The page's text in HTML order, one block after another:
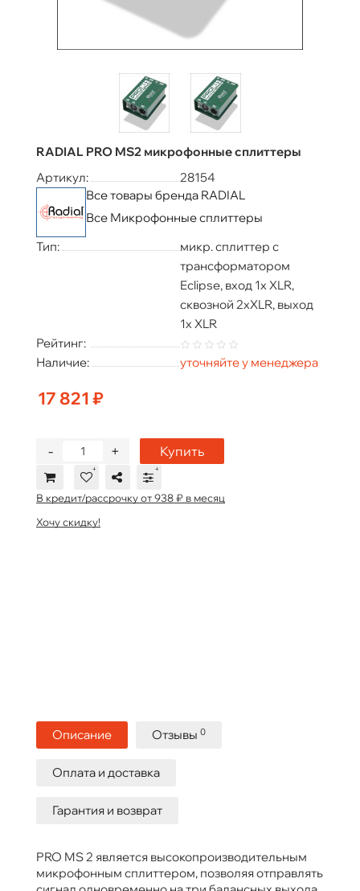
RADIAL PRO MS2 микрофонные сплиттеры
Артикул:
28154
Все товары бренда RADIAL
Все Микрофонные сплиттеры
Тип:
микр. сплиттер с
трансформатором
Eclipse, вход 1x XLR,
сквозной 2xXLR, выход
1x XLR
Рейтинг:
Наличие:
уточняйте у менеджера
17 821 ₽
+
- Купить
В кредит/рассрочку от 938 ₽ в месяц
Хочу скидку!
Описание Отзывы 0
Оплата и доставка
Гарантия и возврат
PRO MS 2 является высокопроизводительным
микрофонным сплиттером, позволяя отправлять